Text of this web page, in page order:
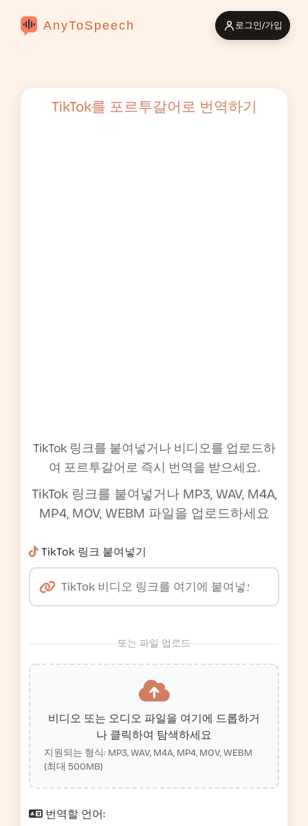
AnyToSpeech 로그인/가입
TikTok를 포르투갈어로 번역하기
TikTok 링크를 붙여넣거나 비디오를 업로드하
여 포르투갈어로 즉시 번역을 받으세요.
TikTok 링크를 붙여넣거나 MP3, WAV, M4A,
MP4, MOV, WEBM 파일을 업로드하세요
TikTok 링크 붙여넣기
또는 파일 업로드
비디오 또는 오디오 파일을 여기에 드롭하거
나 클릭하여 탐색하세요
지원되는 형식: MP3, WAV, M4A, MP4, MOV, WEBM
(최대 500MB)
번역할 언어: